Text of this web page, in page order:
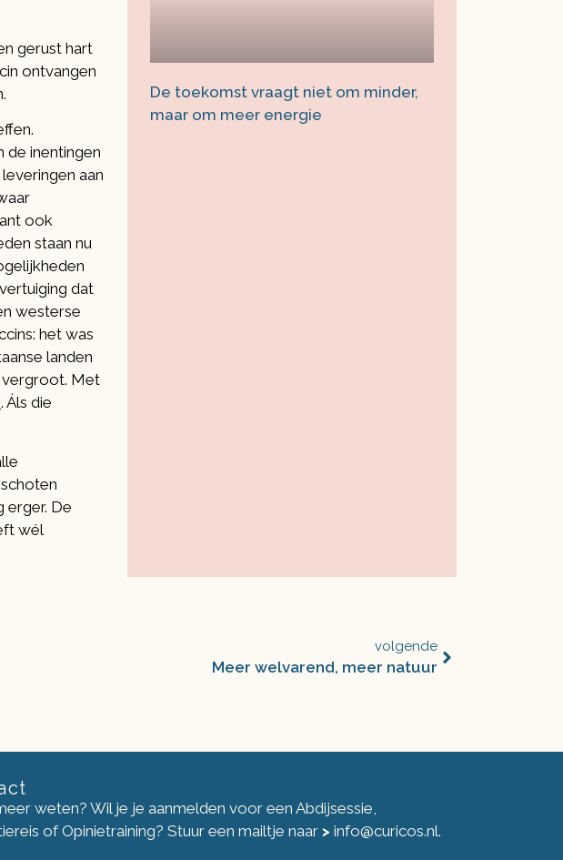
gerust hart
ontvangen
de inentingen
aan
ook
staan nu
dat
westerse
het was
landen
vergroot. Met
. Áls die
erger. De
wél
De toekomst vraagt niet om minder,
maar om meer energie
volgende
Meer welvarend, meer natuur
weten? Wil je je aanmelden voor een Abdijsessie,
of Opinietraining? Stuur een mailtje naar > info@curicos.nl.